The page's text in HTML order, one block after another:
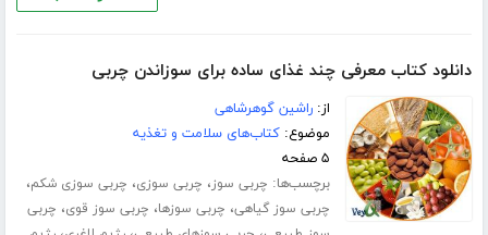
دانلود کتاب معرفی چند غذای ساده برای سوزاندن چربی
از:راشین گوهرشاهی
موضوع:کتاب‌های سلامت و تغذیه
۵ صفحه
برچسب‌ها: چربی سوز، چربی سوزی، چربی سوزی شکم،
چربی سوز گیاهی، چربی سوزها، چربی سوز قوی، چربی